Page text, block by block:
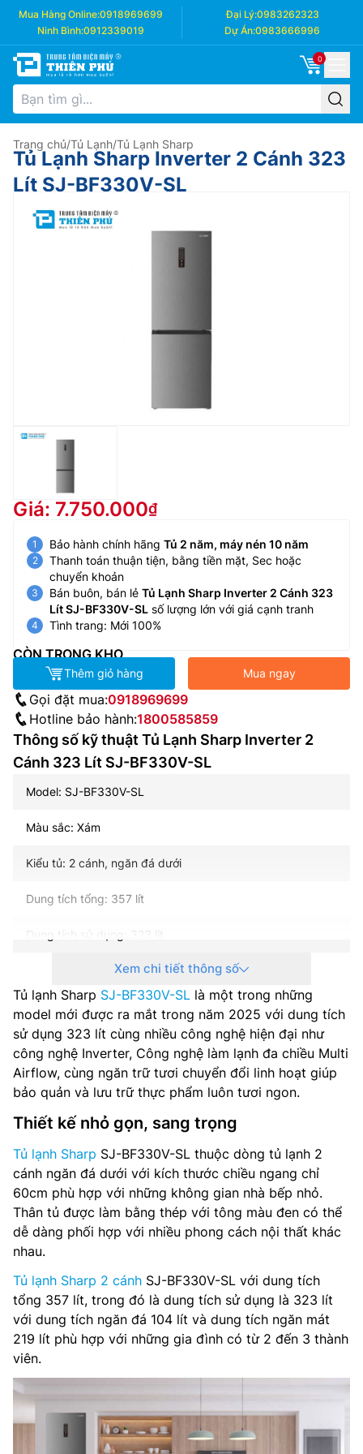
Mua Hàng Online:0918969699 Đại Lý:0983262323
Ninh Bình:0912339019 Dự Án:0983666996
0
Trang chủ/Tủ Lạnh/Tủ Lạnh Sharp
Tủ Lạnh Sharp Inverter 2 Cánh 323
Lít SJ-BF330V-SL
Giá: 7.750.000
Bảo hành chính hãng Tủ 2 năm, máy nén 10 năm
Thanh toán thuận tiện, bằng tiền mặt, Sec hoặc
chuyển khoản
Bán buôn, bán lẻ Tủ Lạnh Sharp Inverter 2 Cánh 323
Lít SJ-BF330V-SL số lượng lớn với giá cạnh tranh
Tình trang: Mới 100%
CÒN TRONG KHO
Thêm giỏ hàng Mua ngay
Gọi đặt mua:0918969699
Hotline bảo hành:1800585859
Thông số kỹ thuật Tủ Lạnh Sharp Inverter 2
Cánh 323 Lít SJ-BF330V-SL
Model: SJ-BF330V-SL
Màu sắc: Xám
Kiểu tủ: 2 cánh, ngăn đá dưới
Dung tích tổng: 357 lít
Dung tích sử dụng: 323 lít
Dung tích năng đá: 104 lít
Dung tích năng mát: 219 lít
Công nghệ inverter: Có
Công suất tiêu thụ công bố theo TCVN: – kWh/năm
Lấy nước bên ngoài: Không
Làm đá tự động: Không
Ngăn chuyển đổi linh hoạt: Có
Chất liệu cửa tủ: Kim loại
Công nghệ làm lạnh: Làm lạnh đa chiều Multi Airflow, hệ
Điều khiển: Màn hình LED cảm ứng
Công nghệ khử mùi: Có
Nguồn điện: 220-240V, 50-60Hz
Kích thước tủ(RxSxC): 600 x 665 x 1840 mm
Trọng lượng: 66 kg
Xem chi tiết thông số
Tủ lạnh Sharp SJ-BF330V-SL là một trong những
model mới được ra mắt trong năm 2025 với dung tích
sử dụng 323 lít cùng nhiều công nghệ hiện đại như
công nghệ Inverter, Công nghệ làm lạnh đa chiều Multi
Airflow, cùng ngăn trữ tươi chuyển đổi linh hoạt giúp
bảo quản và lưu trữ thực phẩm luôn tươi ngon.
Thiết kế nhỏ gọn, sang trọng
Tủ lạnh Sharp SJ-BF330V-SL thuộc dòng tủ lạnh 2
cánh ngăn đá dưới với kích thước chiều ngang chỉ
60cm phù hợp với những không gian nhà bếp nhỏ.
Thân tủ được làm bằng thép với tông màu đen có thể
dễ dàng phối hợp với nhiều phong cách nội thất khác
nhau.
Tủ lạnh Sharp 2 cánh SJ-BF330V-SL với dung tích
tổng 357 lít, trong đó là dung tích sử dụng là 323 lít
với dung tích ngăn đá 104 lít và dung tích ngăn mát
219 lít phù hợp với những gia đình có từ 2 đến 3 thành
viên.